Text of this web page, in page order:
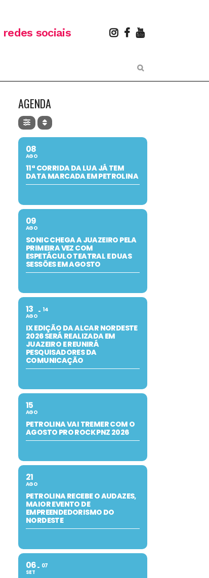
redes sociais
AGENDA
08
AGO
11ª CORRIDA DA LUA JÁ TEM
DATA MARCADA EM PETROLINA
09
AGO
SONIC CHEGA A JUAZEIRO PELA
PRIMEIRA VEZ COM
ESPETÁCULO TEATRAL E DUAS
SESSÕES EM AGOSTO
13
AGO
14
IX EDIÇÃO DA ALCAR NORDESTE
2026 SERÁ REALIZADA EM
JUAZEIRO E REUNIRÁ
PESQUISADORES DA
COMUNICAÇÃO
15
AGO
PETROLINA VAI TREMER COM O
AGOSTO PRO ROCK PNZ 2026
21
AGO
PETROLINA RECEBE O AUDAZES,
MAIOR EVENTO DE
EMPREENDEDORISMO DO
NORDESTE
06
SET
07